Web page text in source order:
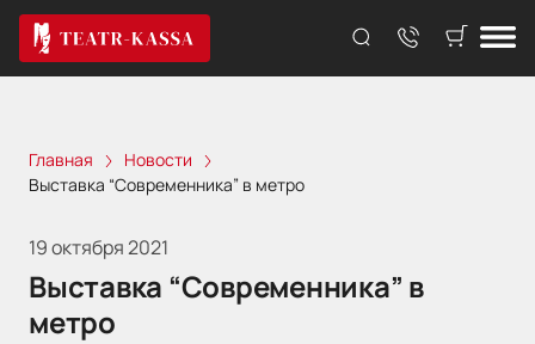
Главная
Новости
Выставка “Современника” в метро
19 октября 2021
Выставка “Современника” в
метро